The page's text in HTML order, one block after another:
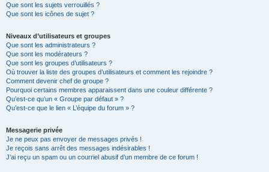
Que sont les sujets verrouillés ?
Que sont les icônes de sujet ?
Niveaux d’utilisateurs et groupes
Que sont les administrateurs ?
Que sont les modérateurs ?
Que sont les groupes d’utilisateurs ?
Où trouver la liste des groupes d’utilisateurs et comment les rejoindre ?
Comment devenir chef de groupe ?
Pourquoi certains membres apparaissent dans une couleur différente ?
Qu’est-ce qu’un « Groupe par défaut » ?
Qu’est-ce que le lien « L’équipe du forum » ?
Messagerie privée
Je ne peux pas envoyer de messages privés !
Je reçois sans arrêt des messages indésirables !
J’ai reçu un spam ou un courriel abusif d’un membre de ce forum !